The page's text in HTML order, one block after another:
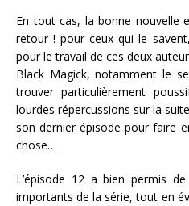
En tout cas, la bonne nouvelle
retour ! pour ceux qui le
pour le travail de ces deux
Black Magick, notamment le
trouver particulièrement
lourdes répercussions sur la
son dernier épisode pour faire
chose…
L’épisode 12 a bien permis
importants de la série, tout en